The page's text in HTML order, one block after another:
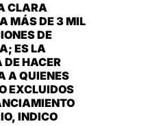
CLARA
MÁS DE 3 MIL
DE
ES LA
HACER
A QUIENES
EXCLUIDOS
INDICO